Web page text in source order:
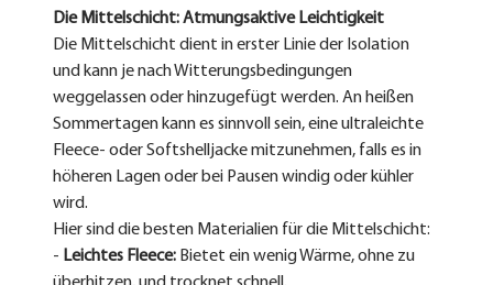
Die Mittelschicht: Atmungsaktive Leichtigkeit
Die Mittelschicht dient in erster Linie der Isolation
und kann je nach Witterungsbedingungen
weggelassen oder hinzugefügt werden. An heißen
Sommertagen kann es sinnvoll sein, eine ultraleichte
Fleece- oder Softshelljacke mitzunehmen, falls es in
höheren Lagen oder bei Pausen windig oder kühler
wird.
Hier sind die besten Materialien für die Mittelschicht:
- Leichtes Fleece: Bietet ein wenig Wärme, ohne zu